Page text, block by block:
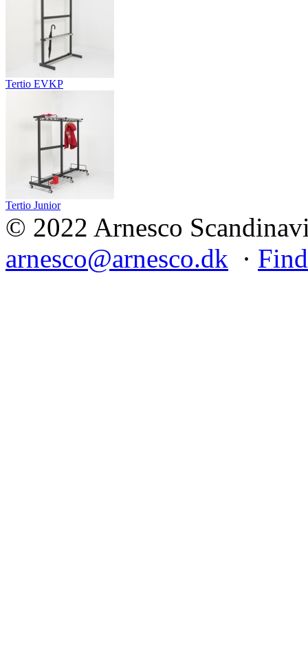
Tertio EVKP
Tertio Junior
© 2022 Arnesco
arnesco@arnesco.dk ·